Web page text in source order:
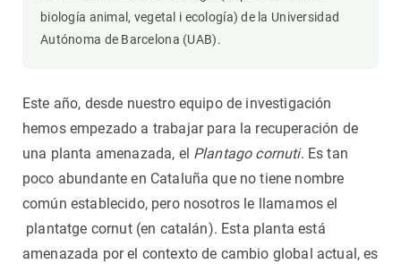
biología animal, vegetal i ecología) de la Universidad
Autónoma de Barcelona (UAB).
Este año, desde nuestro equipo de investigación
hemos empezado a trabajar para la recuperación de
una planta amenazada, el Plantago cornuti. Es tan
poco abundante en Cataluña que no tiene nombre
común establecido, pero nosotros le llamamos el
plantatge cornut (en catalán). Esta planta está
amenazada por el contexto de cambio global actual, es